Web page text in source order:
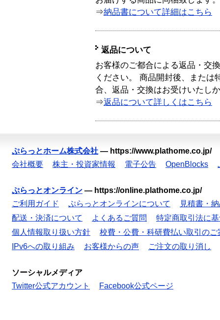
⇒納品書について詳細はこちら
返品について
お客様のご都合による返品・交
ください。 商品開封後、または
合、返品・交換はお受けいたし
⇒返品について詳しくはこちら
ぷらっとホーム株式会社 — https://www.plathome.co.jp/
会社概要
株主・投資家情報 電子公告 OpenBlocks
ぷらっとオンライン — https://online.plathome.co.jp/
ご利用ガイド
ぷらっとオンラインについて
見積書・
配送・決済について
よくあるご質問
特定商取引法に
個人情報取り扱い方針
校費・公費・科研費払い取引のご
IPv6への取り組み
お客様からの声 ご注文の取り消し
ソーシャルメディア
Twitter公式アカウント
Facebook公式ページ